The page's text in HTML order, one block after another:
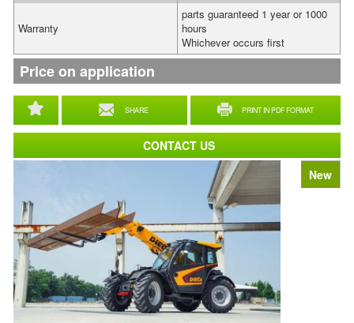
New
SHARE PRINT IN PDF FORMAT
Warranty
parts guaranteed 1 year or 1000
hours
Whichever occurs first
Price on application
CONTACT US